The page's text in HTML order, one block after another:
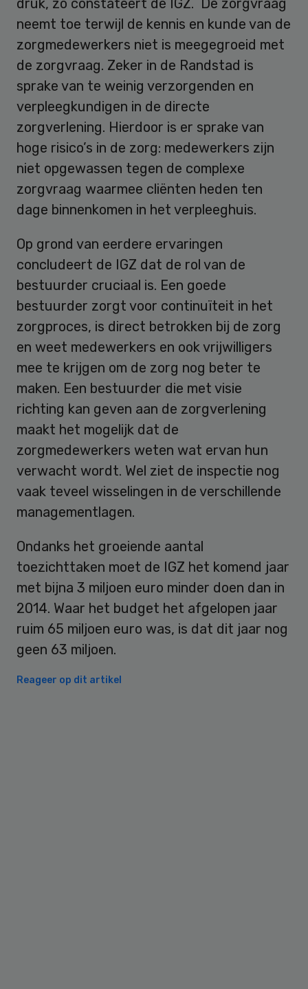
neemt toe terwijl de kennis en kunde van de
zorgmedewerkers niet is meegegroeid met
de zorgvraag. Zeker in de Randstad is
sprake van te weinig verzorgenden en
verpleegkundigen in de directe
zorgverlening. Hierdoor is er sprake van
hoge risico’s in de zorg: medewerkers zijn
niet opgewassen tegen de complexe
zorgvraag waarmee cliënten heden ten
dage binnenkomen in het verpleeghuis.
Op grond van eerdere ervaringen
concludeert de IGZ dat de rol van de
bestuurder cruciaal is. Een goede
bestuurder zorgt voor continuïteit in het
zorgproces, is direct betrokken bij de zorg
en weet medewerkers en ook vrijwilligers
mee te krijgen om de zorg nog beter te
maken. Een bestuurder die met visie
richting kan geven aan de zorgverlening
maakt het mogelijk dat de
zorgmedewerkers weten wat ervan hun
verwacht wordt. Wel ziet de inspectie nog
vaak teveel wisselingen in de verschillende
managementlagen.
Ondanks het groeiende aantal
toezichttaken moet de IGZ het komend jaar
met bijna 3 miljoen euro minder doen dan in
2014. Waar het budget het afgelopen jaar
ruim 65 miljoen euro was, is dat dit jaar nog
geen 63 miljoen.
Reageer op dit artikel